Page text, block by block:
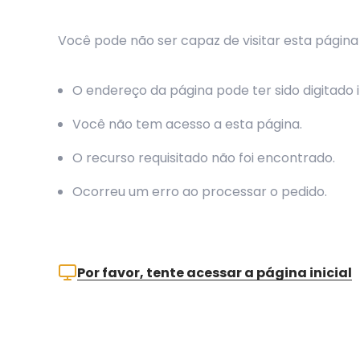
Você pode não ser capaz de visitar esta
O endereço da página pode ter sido
Você não tem acesso a esta página.
O recurso requisitado não foi encontrado.
Ocorreu um erro ao processar o pedido.
Por favor, tente acessar a página inicial